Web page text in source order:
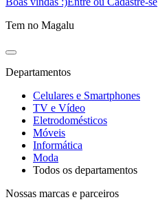
Tem no Magalu
Departamentos
Celulares e Smartphones
TV e Vídeo
Eletrodomésticos
Móveis
Informática
Moda
Todos os departamentos
Nossas marcas e parceiros